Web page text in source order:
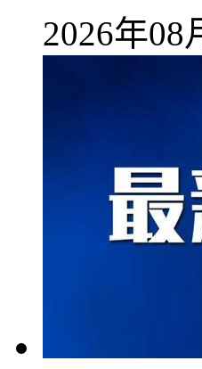
2026年08